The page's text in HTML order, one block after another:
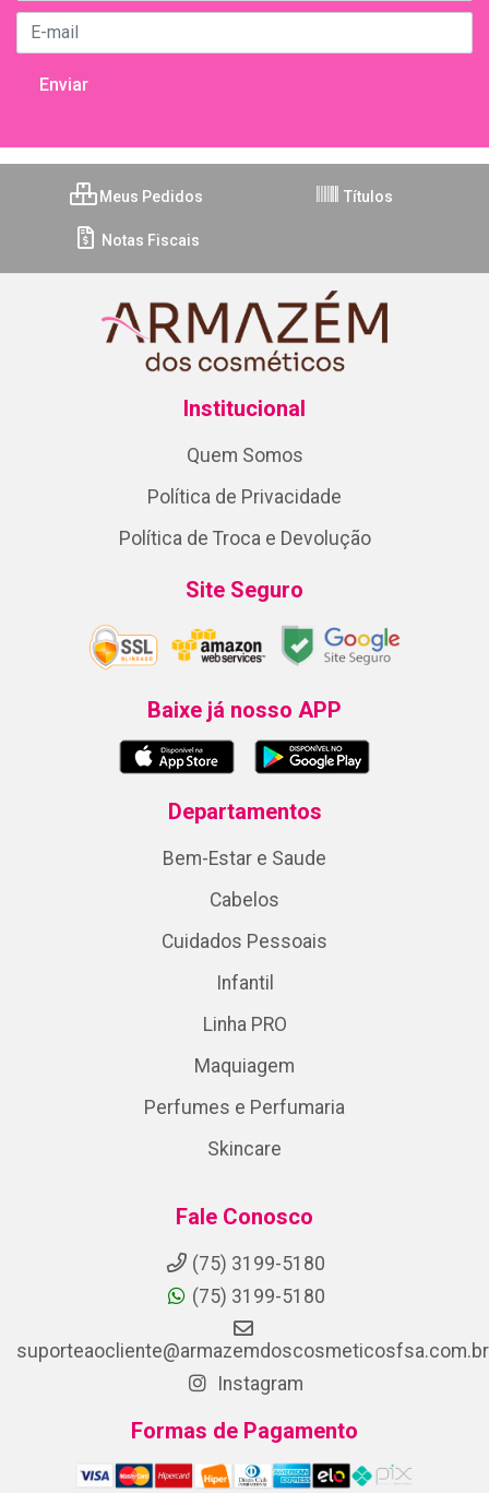
Meus Pedidos Títulos
Notas Fiscais
Institucional
Quem Somos
Política de Privacidade
Política de Troca e Devolução
Site Seguro
Baixe já nosso APP
Departamentos
Bem-Estar e Saude
Cabelos
Cuidados Pessoais
Infantil
Linha PRO
Maquiagem
Perfumes e Perfumaria
Skincare
Fale Conosco
(75) 3199-5180
(75) 3199-5180
suporteaocliente@armazemdoscosmeticosfsa.com.br
Instagram
Formas de Pagamento